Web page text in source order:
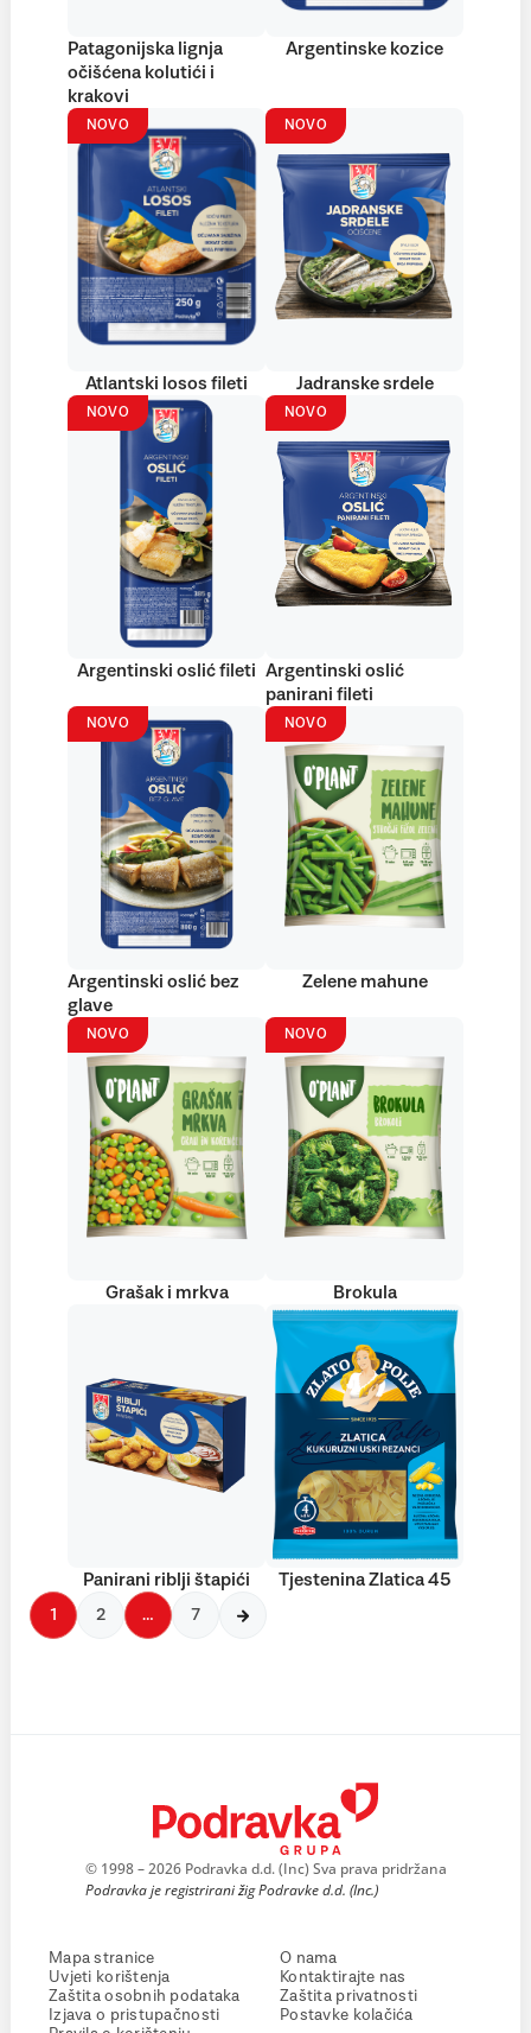
Patagonijska lignja
očišćena kolutići i
krakovi
Argentinske kozice
NOVO
Atlantski losos fileti
NOVO
Jadranske srdele
NOVO
Argentinski oslić fileti
NOVO
Argentinski oslić
panirani fileti
NOVO
Argentinski oslić bez
glave
NOVO
Zelene mahune
NOVO
Grašak i mrkva
NOVO
Brokula
Panirani riblji štapići Tjestenina Zlatica 45
1 2 … 7
© 1998 – 2026 Podravka d.d. (Inc) Sva prava pridržana
Podravka je registrirani žig Podravke d.d. (Inc.)
Mapa stranice
Uvjeti korištenja
Zaštita osobnih podataka
Izjava o pristupačnosti
O nama
Kontaktirajte nas
Zaštita privatnosti
Postavke kolačića